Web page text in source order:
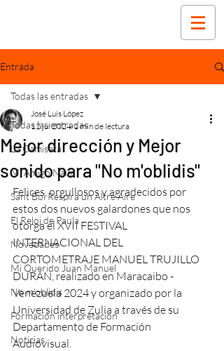
Entrada
Todas las entradas
La Camiseta
Mi Amigo Naim
Sant Boi Respira un Altre Aire
El Reloj de Paula
Novedades
Mi Querido Juan Manuel
No m'oblidis
Formación interpretación
Noticias
Todas las entradas
Mejor dirección y Mejor
sonido para "No m'oblidis"
José Luis López
12 jul 2024 1 min de lectura
Felices, orgullosos y agradecidos por
estos dos nuevos galardones que nos
otorga el XVII FESTIVAL
INTERNACIONAL DEL
CORTOMETRAJE MANUEL TRUJILLO
DURÁN, realizado en Maracaibo -
Venezuela 2024 y organizado por la
Universidad de Zulia a través de su
Departamento de Formación
Audiovisual.